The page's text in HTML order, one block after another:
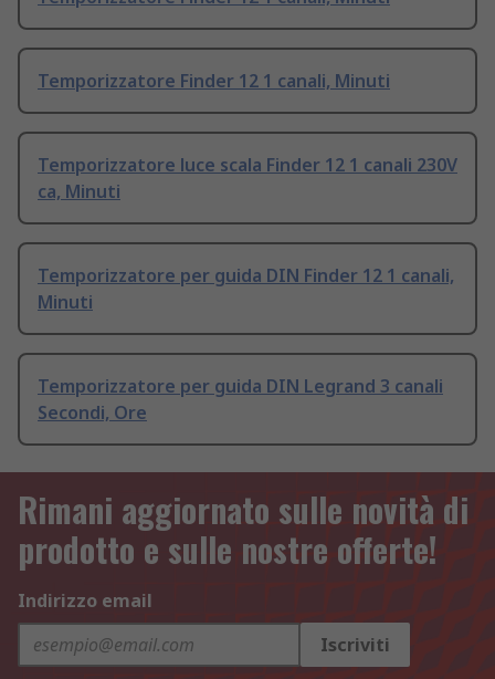
Temporizzatore Finder 12 1 canali, Minuti
Temporizzatore luce scala Finder 12 1 canali 230V
ca, Minuti
Temporizzatore per guida DIN Finder 12 1 canali,
Minuti
Temporizzatore per guida DIN Legrand 3 canali
Secondi, Ore
Rimani aggiornato sulle novità di
prodotto e sulle nostre offerte!
Indirizzo email
Iscriviti